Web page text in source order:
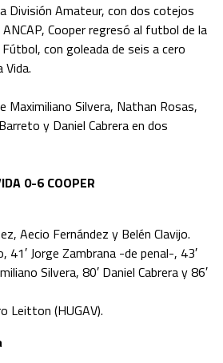
División Amateur, con dos cotejos
Cooper regresó al futbol de la
con goleada de seis a cero
Vida.
Maximiliano Silvera, Nathan Rosas,
y Daniel Cabrera en dos
0-6 COOPER
Aecio Fernández y Belén Clavijo.
41′ Jorge Zambrana -de penal-, 43′
Silvera, 80′ Daniel Cabrera y 86′
Leitton (HUGAV).